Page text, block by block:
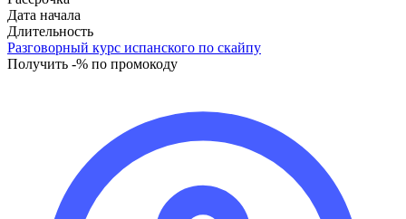
Дата начала
Длительность
Разговорный курс испанского по скайпу
Получить -% по промокоду